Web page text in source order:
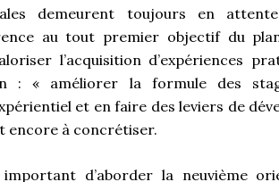
demeurent toujours en
au tout premier objectif du
l’acquisition d’expériences
: « améliorer la formule des
et en faire des leviers de
encore à concrétiser.
d’aborder la neuvième